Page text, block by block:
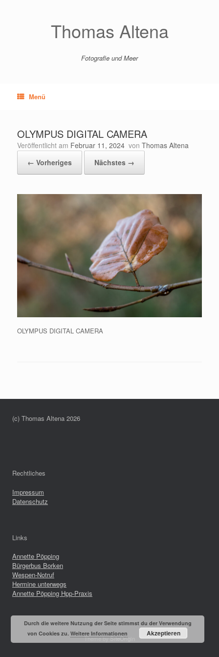
Thomas Altena
Fotografie und Meer
Menü
OLYMPUS DIGITAL CAMERA
Veröffentlicht am Februar 11, 2024 von Thomas Altena
← Vorheriges
Nächstes →
OLYMPUS DIGITAL CAMERA
(c) Thomas Altena 2026
Rechtliches
Impressum
Datenschutz
Links
Annette Pöpping
Bürgerbus Borken
Wespen-Notruf
Hermine unterwegs
Annette Pöpping Hpp-Praxis
Theme bySiteOrigin
Durch die weitere Nutzung der Seite stimmst du der Verwendung
von Cookies zu.Weitere Informationen Akzeptieren